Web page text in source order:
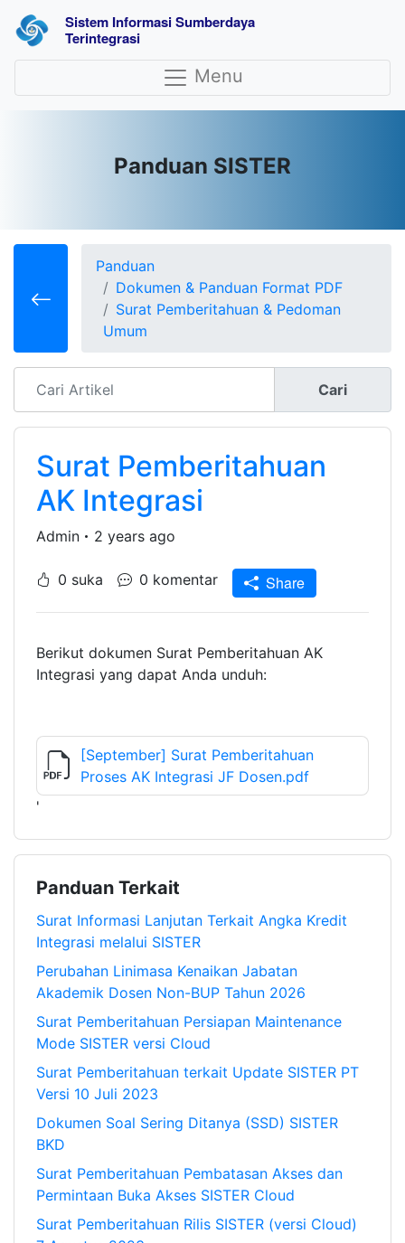
Sistem Informasi Sumberdaya
Terintegrasi
Menu
Panduan SISTER
Panduan
Dokumen & Panduan Format PDF
Surat Pemberitahuan & Pedoman
Umum
Cari
Surat Pemberitahuan
AK Integrasi
Admin 2 years ago
0 suka 0 komentar Share
Berikut dokumen Surat Pemberitahuan AK
Integrasi yang dapat Anda unduh:
[September] Surat Pemberitahuan
Proses AK Integrasi JF Dosen.pdf
'
Panduan Terkait
Surat Informasi Lanjutan Terkait Angka Kredit
Integrasi melalui SISTER
Perubahan Linimasa Kenaikan Jabatan
Akademik Dosen Non-BUP Tahun 2026
Surat Pemberitahuan Persiapan Maintenance
Mode SISTER versi Cloud
Surat Pemberitahuan terkait Update SISTER PT
Versi 10 Juli 2023
Dokumen Soal Sering Ditanya (SSD) SISTER
BKD
Surat Pemberitahuan Pembatasan Akses dan
Permintaan Buka Akses SISTER Cloud
Surat Pemberitahuan Rilis SISTER (versi Cloud)